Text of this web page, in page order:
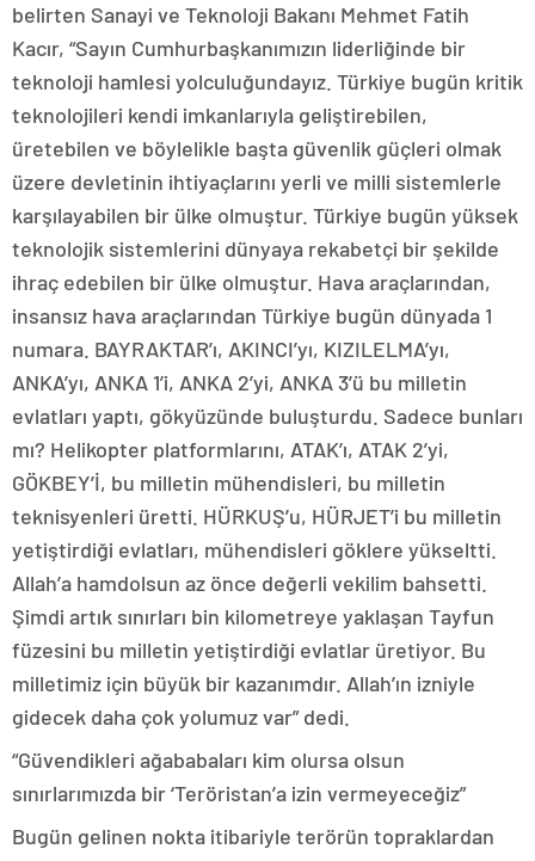
belirten Sanayi ve Teknoloji Bakanı Mehmet Fatih
Kacır, “Sayın Cumhurbaşkanımızın liderliğinde bir
teknoloji hamlesi yolculuğundayız. Türkiye bugün kritik
teknolojileri kendi imkanlarıyla geliştirebilen,
üretebilen ve böylelikle başta güvenlik güçleri olmak
üzere devletinin ihtiyaçlarını yerli ve milli sistemlerle
karşılayabilen bir ülke olmuştur. Türkiye bugün yüksek
teknolojik sistemlerini dünyaya rekabetçi bir şekilde
ihraç edebilen bir ülke olmuştur. Hava araçlarından,
insansız hava araçlarından Türkiye bugün dünyada 1
numara. BAYRAKTAR’ı, AKINCI’yı, KIZILELMA’yı,
ANKA’yı, ANKA 1’i, ANKA 2’yi, ANKA 3’ü bu milletin
evlatları yaptı, gökyüzünde buluşturdu. Sadece bunları
mı? Helikopter platformlarını, ATAK’ı, ATAK 2’yi,
GÖKBEY’İ, bu milletin mühendisleri, bu milletin
teknisyenleri üretti. HÜRKUŞ’u, HÜRJET’i bu milletin
yetiştirdiği evlatları, mühendisleri göklere yükseltti.
Allah’a hamdolsun az önce değerli vekilim bahsetti.
Şimdi artık sınırları bin kilometreye yaklaşan Tayfun
füzesini bu milletin yetiştirdiği evlatlar üretiyor. Bu
milletimiz için büyük bir kazanımdır. Allah’ın izniyle
gidecek daha çok yolumuz var” dedi.
“Güvendikleri ağababaları kim olursa olsun
sınırlarımızda bir ‘Teröristan’a izin vermeyeceğiz”
Bugün gelinen nokta itibariyle terörün topraklardan